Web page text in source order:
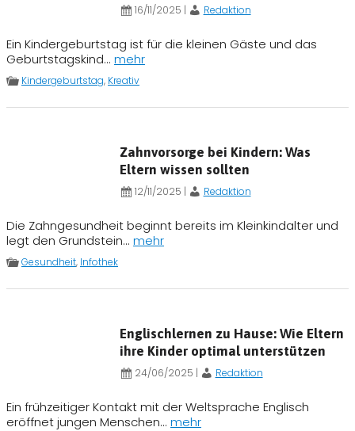
16/11/2025 | Redaktion
Ein Kindergeburtstag ist für die kleinen Gäste und das
Geburtstagskind... mehr
Kindergeburtstag, Kreativ
Zahnvorsorge bei Kindern: Was
Eltern wissen sollten
12/11/2025 | Redaktion
Die Zahngesundheit beginnt bereits im Kleinkindalter und
legt den Grundstein... mehr
Gesundheit, Infothek
Englischlernen zu Hause: Wie Eltern
ihre Kinder optimal unterstützen
24/06/2025 | Redaktion
Ein frühzeitiger Kontakt mit der Weltsprache Englisch
eröffnet jungen Menschen... mehr